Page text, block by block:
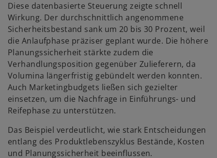
Diese datenbasierte Steuerung zeigte schnell
Wirkung. Der durchschnittlich angenommene
Sicherheitsbestand sank um 20 bis 30 Prozent, weil
die Anlaufphase präziser geplant wurde. Die höhere
Planungssicherheit stärkte zudem die
Verhandlungsposition gegenüber Zulieferern, da
Volumina längerfristig gebündelt werden konnten.
Auch Marketingbudgets ließen sich gezielter
einsetzen, um die Nachfrage in Einführungs- und
Reifephase zu unterstützen.
Das Beispiel verdeutlicht, wie stark Entscheidungen
entlang des Produktlebenszyklus Bestände, Kosten
und Planungssicherheit beeinflussen.